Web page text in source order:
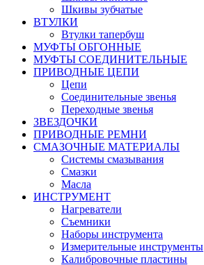
Шкивы зубчатые
ВТУЛКИ
Втулки тапербуш
МУФТЫ ОБГОННЫЕ
МУФТЫ СОЕДИНИТЕЛЬНЫЕ
ПРИВОДНЫЕ ЦЕПИ
Цепи
Соединительные звенья
Переходные звенья
ЗВЕЗДОЧКИ
ПРИВОДНЫЕ РЕМНИ
СМАЗОЧНЫЕ МАТЕРИАЛЫ
Системы смазывания
Смазки
Масла
ИНСТРУМЕНТ
Нагреватели
Съемники
Наборы инструмента
Измерительные инструменты
Калибровочные пластины